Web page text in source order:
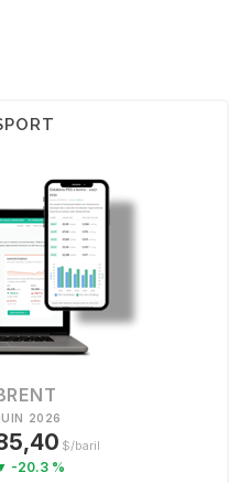
2026
$/baril
-20.3 %